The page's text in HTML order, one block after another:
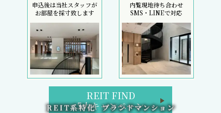
申込後は当社スタッフが
お部屋を採寸致します
内覧現地待ち合わせ
SMS・LINEで対応
REIT FIND
5大キャンペーン